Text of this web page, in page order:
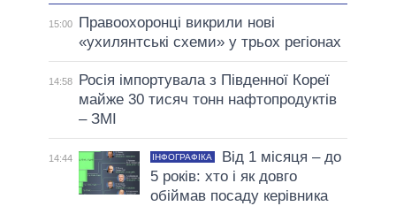
15:00
Правоохоронці викрили нові
«ухилянтські схеми» у трьох регіонах
14:58
Росія імпортувала з Південної Кореї
майже 30 тисяч тонн нафтопродуктів
– ЗМІ
14:44 ІНФОГРАФІКА
Від 1 місяця – до
5 років: хто і як довго
обіймав посаду керівника